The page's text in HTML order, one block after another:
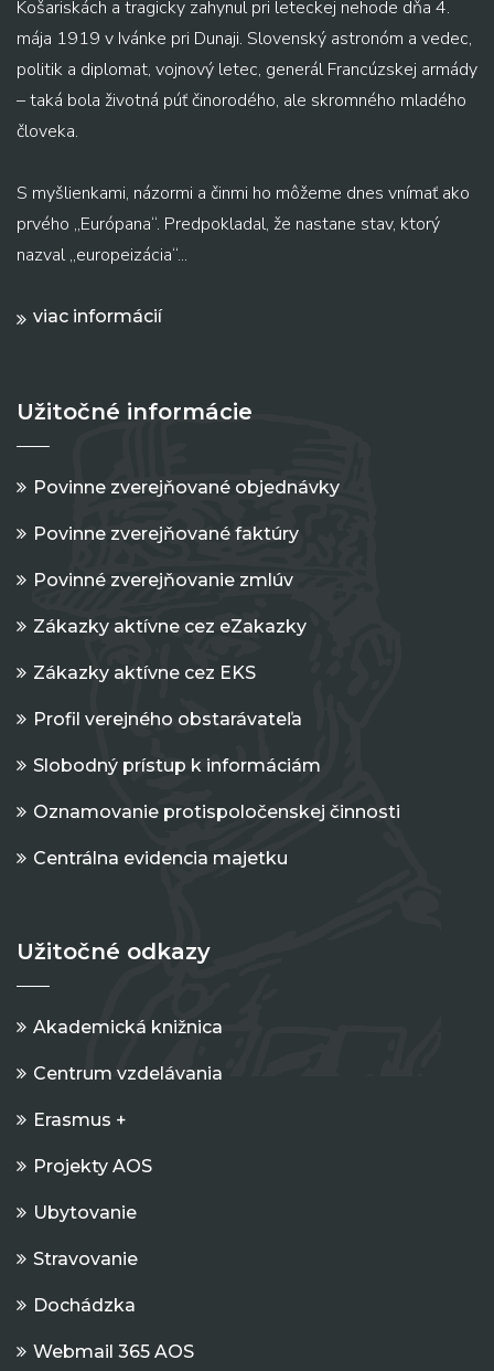
Košariskách a tragicky zahynul pri leteckej nehode dňa 4.
mája 1919 v Ivánke pri Dunaji. Slovenský astronóm a vedec,
politik a diplomat, vojnový letec, generál Francúzskej armády
– taká bola životná púť činorodého, ale skromného mladého
človeka.
S myšlienkami, názormi a činmi ho môžeme dnes vnímať ako
prvého „Európana“. Predpokladal, že nastane stav, ktorý
nazval „europeizácia“...
viac informácií
Užitočné informácie
Povinne zverejňované objednávky
Povinne zverejňované faktúry
Povinné zverejňovanie zmlúv
Zákazky aktívne cez eZakazky
Zákazky aktívne cez EKS
Profil verejného obstarávateľa
Slobodný prístup k informáciám
Oznamovanie protispoločenskej činnosti
Centrálna evidencia majetku
Užitočné odkazy
Akademická knižnica
Centrum vzdelávania
Erasmus +
Projekty AOS
Ubytovanie
Stravovanie
Dochádzka
Webmail 365 AOS